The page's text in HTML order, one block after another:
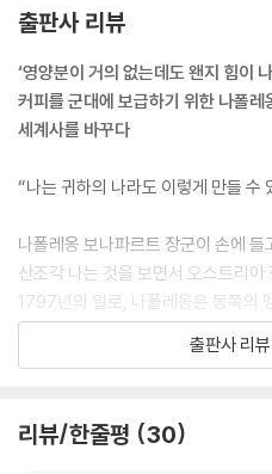
ㆍ아우슈비츠 수용소장 루돌프 헤스
ㆍ 자본주의 상품사회 대표 상품 커
ㆍ 유럽 강대국이 자국 식민지이자 커
처’를 강요한 이유
참고문헌
출판사 리뷰
‘영양분이 거의 없는데도 왠지 힘이
커피를 군대에 보급하기 위한 나폴
세계사를 바꾸다
“나는 귀하의 나라도 이렇게 만들 수
나폴레옹 보나파르트 장군이 손에
산조각 나는 것을 보면서 오스트리
1797년의 일로, 나폴레옹은 동쪽의
을 공격해 사지로 몰아넣은 뒤 강화
았다. 커피를 보면 국가 존망 위기를
황제가 된 나폴레옹은 곧바로 조각난
출판사 리
리뷰/한줄평 30